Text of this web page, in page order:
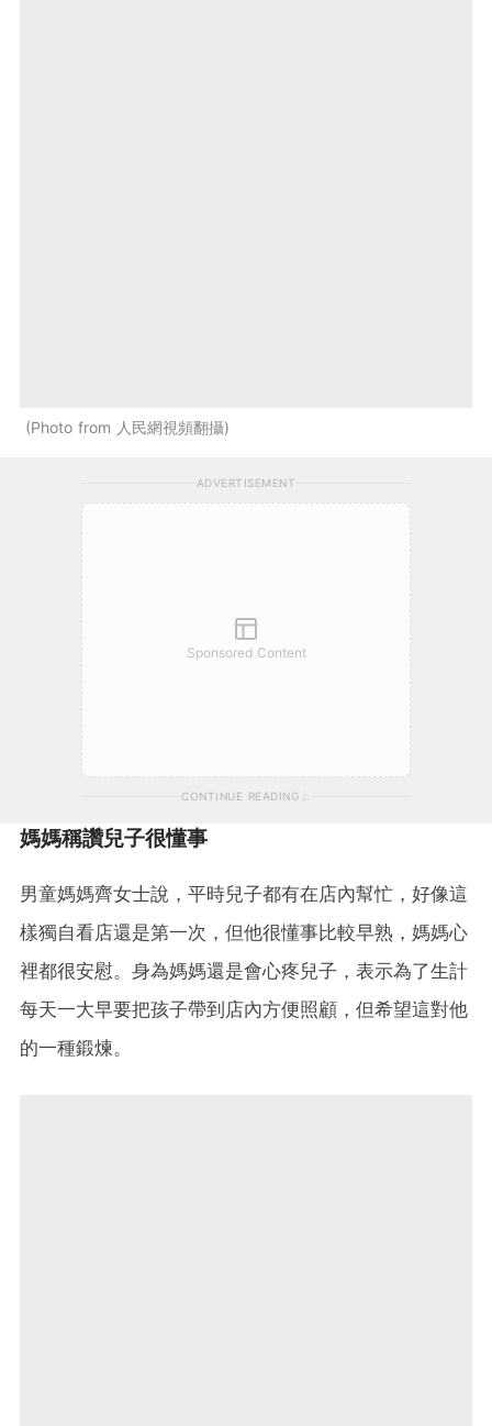
Photo from 人民網視頻翻攝
ADVERTISEMENT
Sponsored Content
CONTINUE READING
媽媽稱讚兒子很懂事
男童媽媽齊女士說，平時兒子都有在店內幫忙，好像這
樣獨自看店還是第一次，但他很懂事比較早熟，媽媽心
裡都很安慰。身為媽媽還是會心疼兒子，表示為了生計
每天一大早要把孩子帶到店內方便照顧，但希望這對他
的一種鍛煉。